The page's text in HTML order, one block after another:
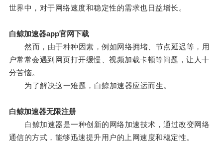
世界中，对于网络速度和稳定性的需求也日益增长。
白鲸加速器app官网下载
然而，由于种种因素，例如网络拥堵、节点延迟等，用
户常常会遇到网页打开缓慢、视频加载卡顿等问题，让人十
分苦恼。
为了解决这一难题，白鲸加速器应运而生。
白鲸加速器无限注册
白鲸加速器是一种创新的网络加速技术，通过改变网络
通信的方式，能够迅速提升用户的上网速度和稳定性。